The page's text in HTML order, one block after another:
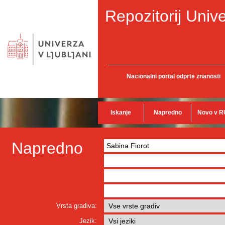
Repozitorij
Nacionalni portal odprte znanosti
Iskanje Napredno Novo v
Napredno
Vrsta gradiva:
Jezik: